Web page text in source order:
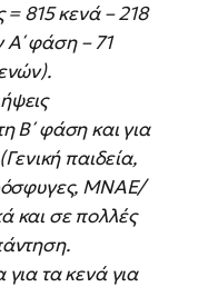
= 815 κενά – 218
φάση – 71
Β΄ φάση και για
παιδεία,
ΜΝΑΕ/
και σε πολλές
τα κενά για